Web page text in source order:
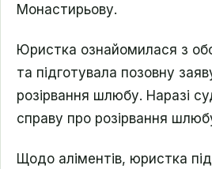
Монастирьову.
Юристка ознайомилася з
та підготувала позовну
розірвання шлюбу. Наразі
справу про розірвання
Щодо аліментів, юристка